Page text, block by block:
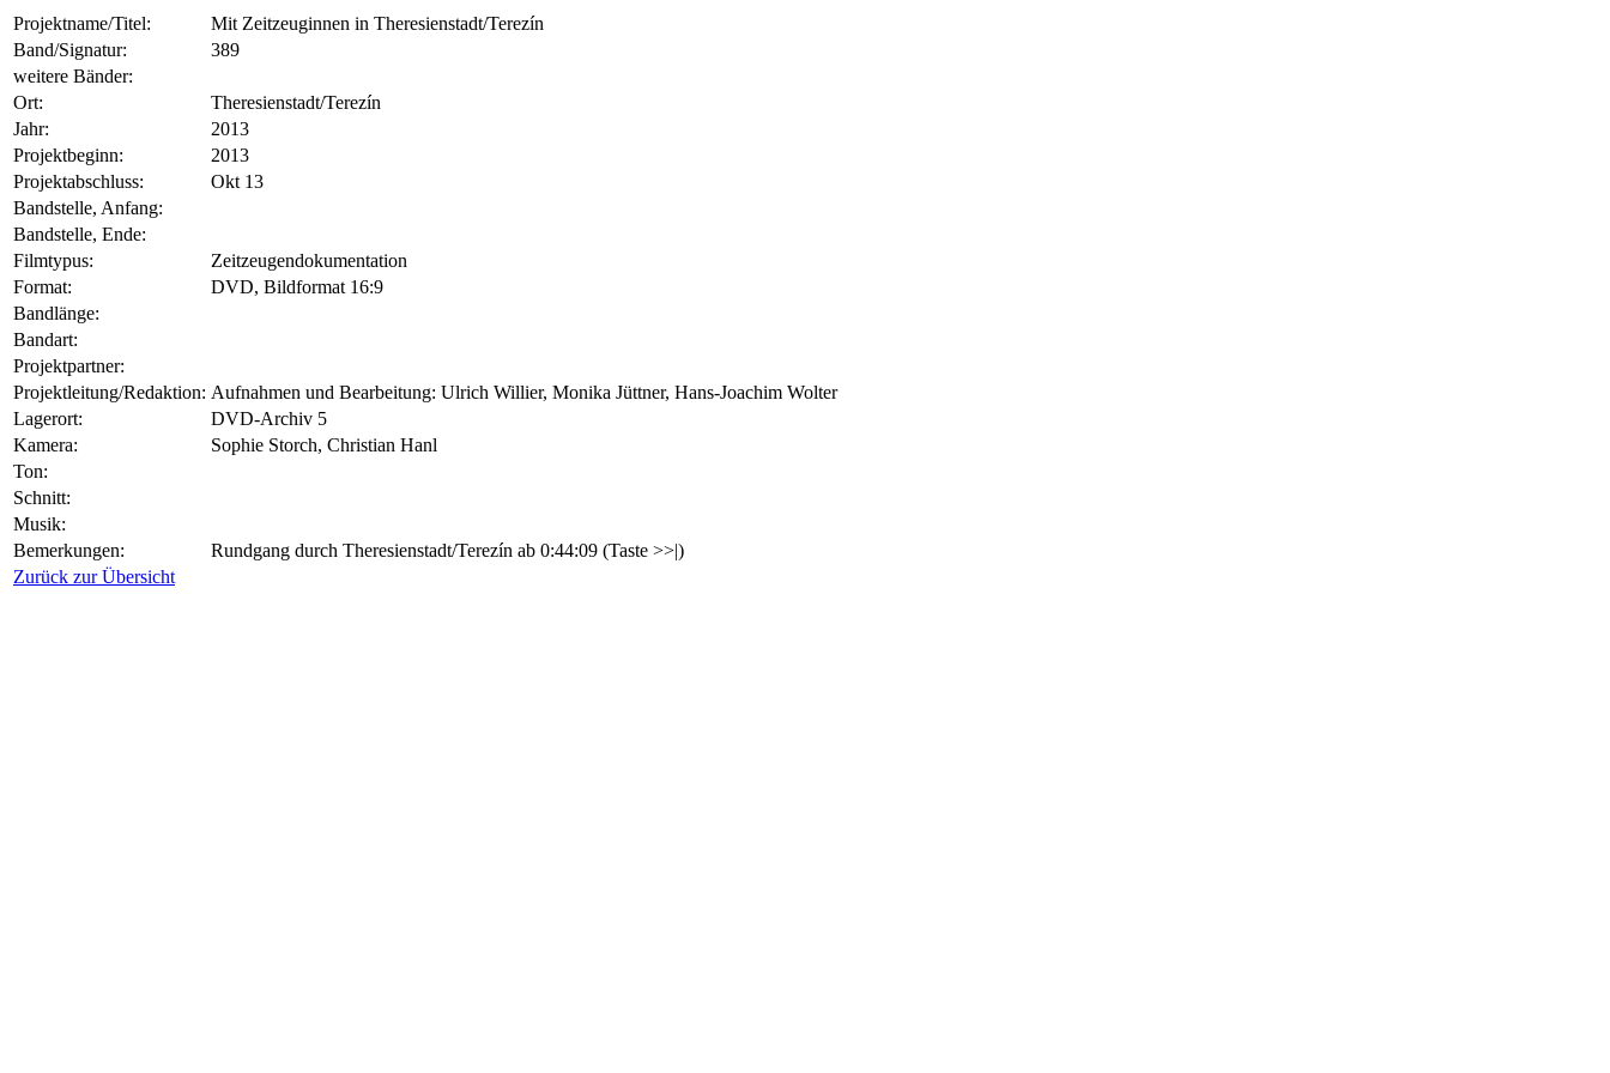
Projektname/Titel:
Mit Zeitzeuginnen in Theresienstadt/Terezín
Band/Signatur:
389
weitere Bänder:
Ort:
Theresienstadt/Terezín
Jahr:
2013
Projektbeginn:
2013
Projektabschluss:
Okt 13
Bandstelle, Anfang:
Bandstelle, Ende:
Filmtypus:
Zeitzeugendokumentation
Format:
DVD, Bildformat 16:9
Bandlänge:
Bandart:
Projektpartner:
Projektleitung/Redaktion: Aufnahmen und Bearbeitung: Ulrich Willier, Monika Jüttner, Hans-Joachim Wolter
Lagerort:
DVD-Archiv 5
Kamera:
Sophie Storch, Christian Hanl
Ton:
Schnitt:
Musik:
Bemerkungen:
Rundgang durch Theresienstadt/Terezín ab 0:44:09 (Taste >>|)
Zurück zur Übersicht